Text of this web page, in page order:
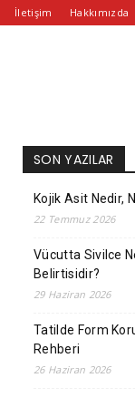
İletişim Hakkımızda
SON YAZILAR
Kojik Asit Nedir,
22 Temmuz 2026
Vücutta Sivilce
Belirtisidir?
29 Haziran 2026
Tatilde Form
Rehberi
26 Haziran 2026